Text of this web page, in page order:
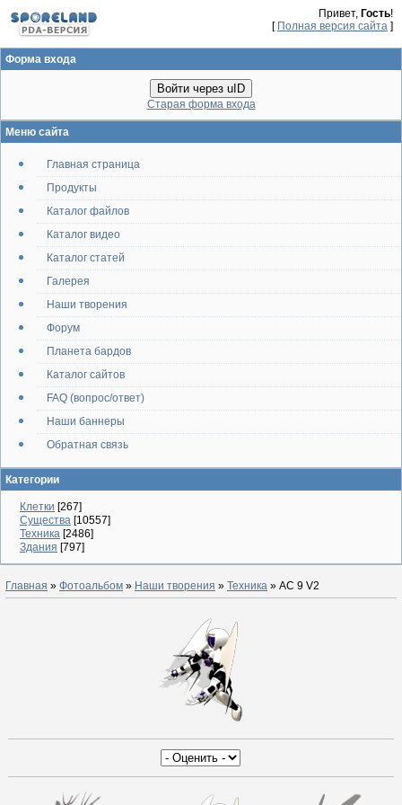
Привет, Гость!
[ Полная версия сайта ]
Форма входа
Войти через uID
Старая форма входа
Меню сайта
Главная страница
Продукты
Каталог файлов
Каталог видео
Каталог статей
Галерея
Наши творения
Форум
Планета бардов
Каталог сайтов
FAQ (вопрос/ответ)
Наши баннеры
Обратная связь
Категории
Клетки [267]
Существа [10557]
Техника [2486]
Здания [797]
Главная » Фотоальбом » Наши творения » Техника » АС 9 V2